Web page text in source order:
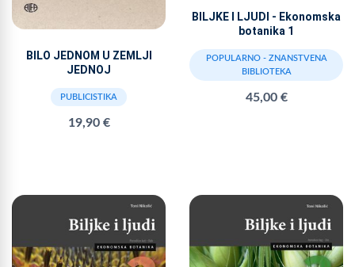
BILO JEDNOM U ZEMLJI
JEDNOJ
PUBLICISTIKA
19,90 €
BILJKE I LJUDI - Ekonomska
botanika 1
POPULARNO - ZNANSTVENA
BIBLIOTEKA
45,00 €